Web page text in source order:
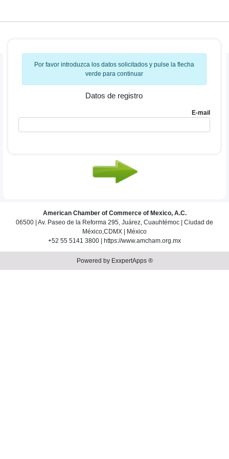
Por favor introduzca los datos solicitados y pulse la flecha
verde para continuar
Datos de registro
E-mail
American Chamber of Commerce of Mexico, A.C.
06500 | Av. Paseo de la Reforma 295, Juárez, Cuauhtémoc | Ciudad de
México,CDMX | México
+52 55 5141 3800 | https://www.amcham.org.mx
Powered by ExxpertApps ®